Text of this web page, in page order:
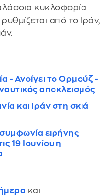
κυκλοφορία
από το Ιράν,
- Ανοίγει το Ορμούζ -
αποκλεισμός
και Ιράν στη σκιά
ειρήνης
19 Ιουνίου η
και